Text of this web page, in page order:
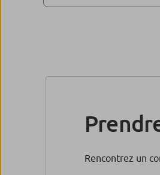
Rencontrez un